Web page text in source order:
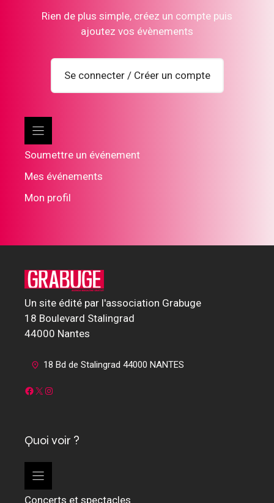
Rien de plus simple, créez un compte puis
ajoutez vos évènements
Se connecter / Créer un compte
Soumettre un événement
Mes événements
Mon profil
Un site édité par l'association Grabuge
18 Boulevard Stalingrad
44000 Nantes
18 Bd de Stalingrad 44000 NANTES
Facebook
X Instagram
Quoi voir ?
Concerts et spectacles